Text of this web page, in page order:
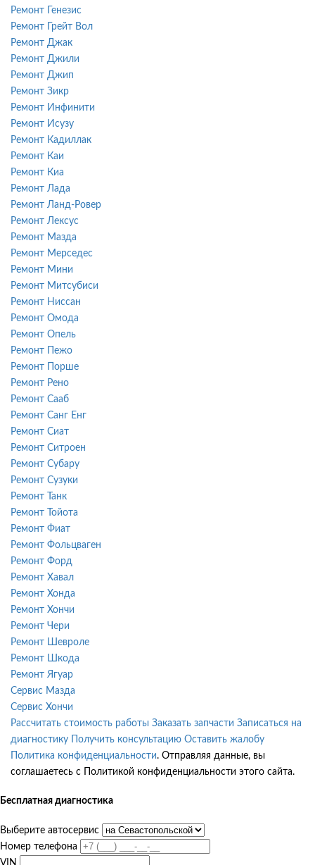
Ремонт Генезис
Ремонт Грейт Вол
Ремонт Джак
Ремонт Джили
Ремонт Джип
Ремонт Зикр
Ремонт Инфинити
Ремонт Исузу
Ремонт Кадиллак
Ремонт Каи
Ремонт Киа
Ремонт Лада
Ремонт Ланд-Ровер
Ремонт Лексус
Ремонт Мазда
Ремонт Мерседес
Ремонт Мини
Ремонт Митсубиси
Ремонт Ниссан
Ремонт Омода
Ремонт Опель
Ремонт Пежо
Ремонт Порше
Ремонт Рено
Ремонт Сааб
Ремонт Санг Енг
Ремонт Сиат
Ремонт Ситроен
Ремонт Субару
Ремонт Сузуки
Ремонт Танк
Ремонт Тойота
Ремонт Фиат
Ремонт Фольцваген
Ремонт Форд
Ремонт Хавал
Ремонт Хонда
Ремонт Хончи
Ремонт Чери
Ремонт Шевроле
Ремонт Шкода
Ремонт Ягуар
Сервис Мазда
Сервис Хончи
Рассчитать стоимость работы Заказать запчасти Записаться на
диагностику
Получить консультацию Оставить жалобу
Политика конфиденциальности. Отправляя данные, вы
соглашаетесь с Политикой конфиденциальности этого сайта.
Бесплатная диагностика
Выберите автосервис
Номер телефона
VIN